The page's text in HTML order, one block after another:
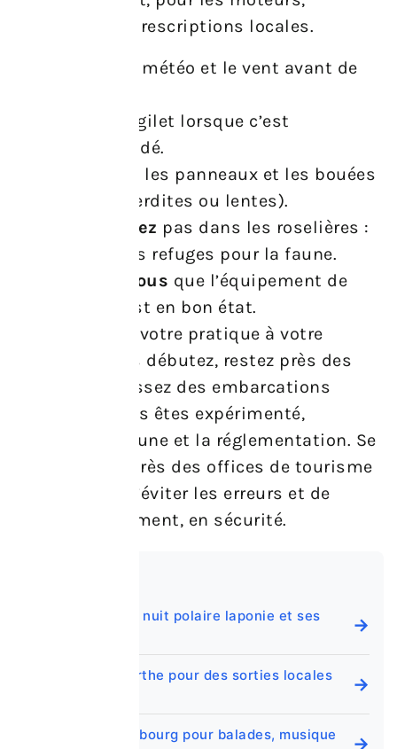
respectez les prescriptions locales.
la météo et le vent avant de
un gilet lorsque c’est
recommandé.
les panneaux et les bouées
(zones interdites ou lentes).
Ne naviguez pas dans les roselières :
ce sont des refuges pour la faune.
Assurez-vous que l’équipement de
location est en bon état.
Enfin, adaptez votre pratique à votre
niveau. Si vous débutez, restez près des
rives et choisissez des embarcations
stables. Si vous êtes expérimenté,
respectez la faune et la réglementation. Se
renseigner auprès des offices de tourisme
local permet d’éviter les erreurs et de
profiter pleinement, en sécurité.
Plongez dans la nuit polaire laponie et ses
→
Que faire en sarthe pour des sorties locales
→
Que faire à salzbourg pour balades, musique
→